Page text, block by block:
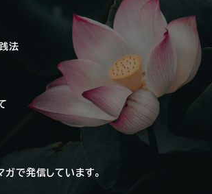
法
で発信しています。